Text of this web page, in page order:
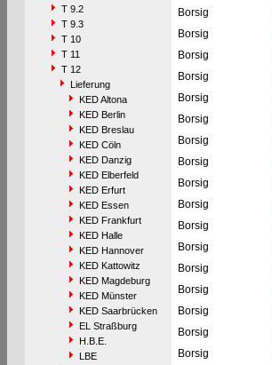
T 9.2
T 9.3
T 10
T 11
T 12
Lieferung
KED Altona
KED Berlin
KED Breslau
KED Cöln
KED Danzig
KED Elberfeld
KED Erfurt
KED Essen
KED Frankfurt
KED Halle
KED Hannover
KED Kattowitz
KED Magdeburg
KED Münster
KED Saarbrücken
EL Straßburg
H.B.E.
LBE
Borsig
Borsig
Borsig
Borsig
Borsig
Borsig
Borsig
Borsig
Borsig
Borsig
Borsig
Borsig
Borsig
Borsig
Borsig
Borsig
Borsig